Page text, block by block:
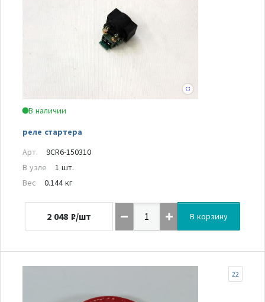
В наличии
реле стартера
Арт.
9CR6-150310
В узле
1 шт.
Вес
0.144 кг
2 048 ₽/шт В корзину
22